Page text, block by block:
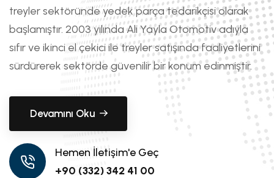
treyler sektöründe yedek parça tedarikçisi olarak
başlamıştır. 2003 yılında Ali Yayla Otomotiv adıyla
sıfır ve ikinci el çekici ile treyler satışında faaliyetlerini
sürdürerek sektörde güvenilir bir konum edinmiştir.
Devamını Oku
Hemen İletişim'e Geç
+90 (332) 342 41 00